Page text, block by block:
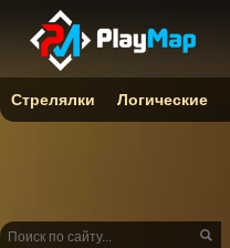
Стрелялки Логические